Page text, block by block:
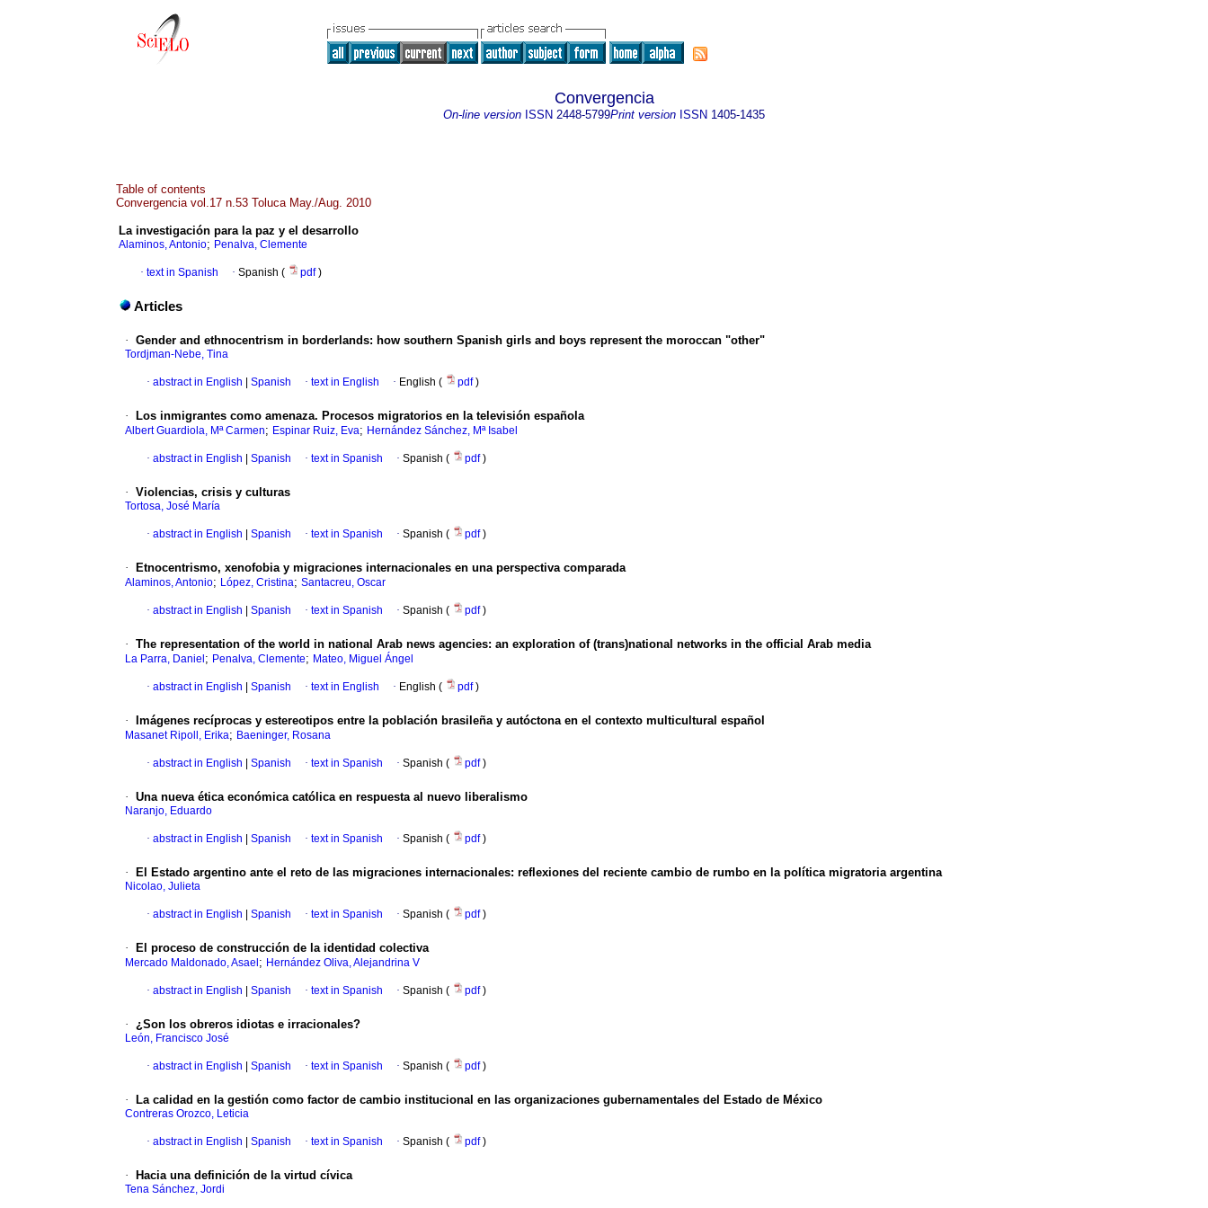
Convergencia
On-line version ISSN 2448-5799Print version ISSN 1405-1435
Table of contents
Convergencia vol.17 n.53 Toluca May./Aug. 2010
La investigación para la paz y el desarrollo
Alaminos, Antonio; Penalva, Clemente
· text in Spanish · Spanish ( pdf)
Articles
· Gender and ethnocentrism in borderlands: how southern Spanish girls and boys represent the moroccan "other"
Tordjman-Nebe, Tina
· abstract in English Spanish · text in English · English ( pdf)
· Los inmigrantes como amenaza. Procesos migratorios en la televisión española
Albert Guardiola, Mª Carmen; Espinar Ruiz, Eva; Hernández Sánchez, Mª Isabel
· abstract in English Spanish · text in Spanish · Spanish ( pdf)
· Violencias, crisis y culturas
Tortosa, José María
· abstract in English Spanish · text in Spanish · Spanish ( pdf)
· Etnocentrismo, xenofobia y migraciones internacionales en una perspectiva comparada
Alaminos, Antonio; López, Cristina; Santacreu, Oscar
· abstract in English Spanish · text in Spanish · Spanish ( pdf)
· The representation of the world in national Arab news agencies: an exploration of (trans)national networks in the official Arab media
La Parra, Daniel ; Penalva, Clemente; Mateo, Miguel Ángel
· abstract in English Spanish · text in English · English ( pdf)
· Imágenes recíprocas y estereotipos entre la población brasileña y autóctona en el contexto multicultural español
Masanet Ripoll, Erika; Baeninger, Rosana
· abstract in English Spanish · text in Spanish · Spanish ( pdf)
· Una nueva ética económica católica en respuesta al nuevo liberalismo
Naranjo, Eduardo
· abstract in English Spanish · text in Spanish · Spanish ( pdf)
· El Estado argentino ante el reto de las migraciones internacionales: reflexiones del reciente cambio de rumbo en la política migratoria argentina
Nicolao, Julieta
· abstract in English Spanish · text in Spanish · Spanish ( pdf)
· El proceso de construcción de la identidad colectiva
Mercado Maldonado, Asael ; Hernández Oliva, Alejandrina V
· abstract in English Spanish · text in Spanish · Spanish ( pdf)
· ¿Son los obreros idiotas e irracionales?
León, Francisco José
· abstract in English Spanish · text in Spanish · Spanish ( pdf)
· La calidad en la gestión como factor de cambio institucional en las organizaciones gubernamentales del Estado de México
Contreras Orozco, Leticia
· abstract in English Spanish · text in Spanish · Spanish ( pdf)
· Hacia una definición de la virtud cívica
Tena Sánchez, Jordi